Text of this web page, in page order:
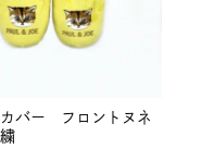
バー フロントヌネ